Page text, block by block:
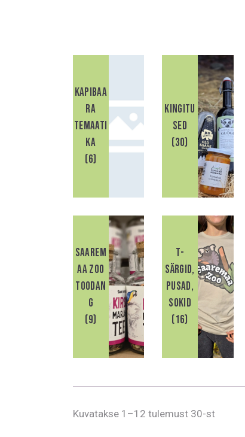
Kapibaa
ra
temaati
ka
(6)
Kingitu
sed
(30)
Saarem
aa Zoo
toodan
g
(9)
T-
särgid,
pusad,
sokid
(16)
Kuvatakse 1–12 tulemust 30-st